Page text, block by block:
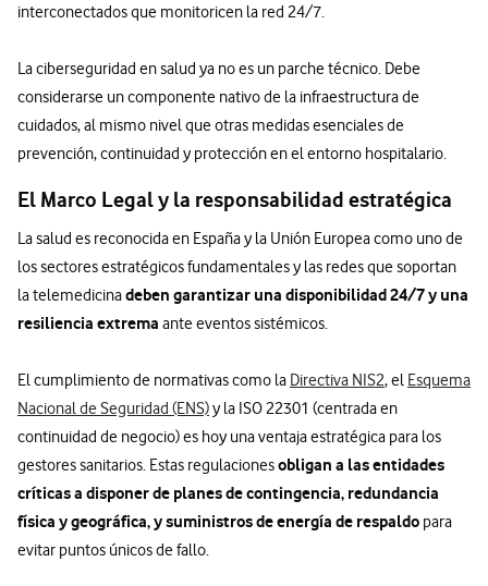
interconectados que monitoricen la red 24/7.
La ciberseguridad en salud ya no es un parche técnico. Debe
considerarse un componente nativo de la infraestructura de
cuidados, al mismo nivel que otras medidas esenciales de
prevención, continuidad y protección en el entorno hospitalario.
El Marco Legal y la responsabilidad estratégica
La salud es reconocida en España y la Unión Europea como uno de
los sectores estratégicos fundamentales y las redes que soportan
la telemedicinadeben garantizar una disponibilidad 24/7 y una
resiliencia extrema ante eventos sistémicos.
El cumplimiento de normativas como la Directiva NIS2, el Esquema
Nacional de Seguridad (ENS)y la ISO 22301 (centrada en
continuidad de negocio) es hoy una ventaja estratégica para los
gestores sanitarios. Estas regulacionesobligan a las entidades
críticas a disponer de planes de contingencia, redundancia
física y geográfica, y suministros de energía de respaldo para
evitar puntos únicos de fallo.